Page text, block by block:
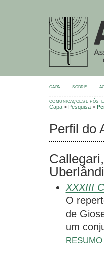
CAPA SOBRE
COMUNICAÇÕES E
Capa > Pesquisa >
Perfil do
XXXIII
O
de
um
RESUMO